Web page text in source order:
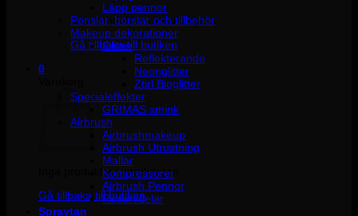
Inga produkter i varukorgen.
Gå tillbaka till butiken
0
Inga produkter i varukorgen.
Gå tillbaka till butiken
Läpp pennor
Penslar, borstar och tillbehör
Makeup dekorationer
Glitter
Reflekterande
Neonglitter
Ztirl Bioglitter
Specialeffekter
GRIMAS smink
Airbrush
Airbrushmakeup
Airbrush Utrustning
Mallar
Kompressorer
Airbrush Pennor
Reservdelar
Spraytan